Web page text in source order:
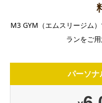
M3 GYM（エムスリージム
ランをご用
パーソナ